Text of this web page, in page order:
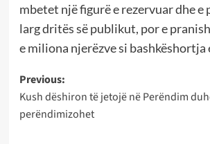
mbetet një figurë e rezervuar dhe e
larg dritës së publikut, por e
e miliona njerëzve si bashkëshortja
Post
navigation
Previous:
Kush dëshiron të jetojë në Perëndim
perëndimizohet